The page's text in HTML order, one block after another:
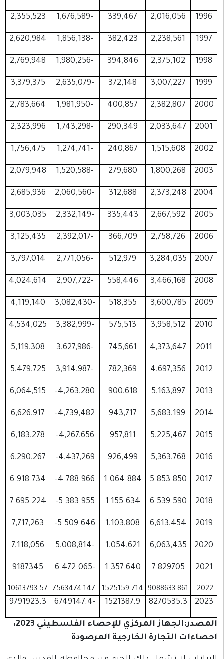
1996
2,016,056
339,467
-1,676,589
2,355,523
1997
2,238,561
382,423
-1,856,138
2,620,984
1998
2,375,102
394,846
-1,980,256
2,769,948
1999
3,007,227
372,148
-2,635,079
3,379,375
2000
2,382,807
400,857
-1,981,950
2,783,664
2001
2,033,647
290,349
-1,743,298
2,323,996
2002
1,515,608
240,867
-1,274,741
1,756,475
2003
1,800,268
279,680
-1,520,588
2,079,948
2004
2,373,248
312,688
-2,060,560
2,685,936
2005
2,667,592
335,443
-2,332,149
3,003,035
2006
2,758,726
366,709
-2,392,017
3,125,435
2007
3,284,035
512,979
-2,771,056
3,797,014
2008
3,466,168
558,446
-2,907,722
4,024,614
2009
3,600,785
518,355
-3,082,430
4,119,140
2010
3,958,512
575,513
-3,382,999
4,534,025
2011
4,373,647
745,661
-3,627,986
5,119,308
2012
4,697,356
782,369
-3,914,987
5,479,725
2013
5,163,897
900,618
4,263,280-
6,064,515
2014
5,683,199
943,717
4,739,482-
6,626,917
2015
5,225,467
957,811
4,267,656-
6,183,278
2016
5,363,768
926,499
4,437,269-
6,290,267
2017
5.853.850
1.064.884
4.788.966-
6.918.734
2018
6.539.590
1.155.634
5.383.955-
7.695.224
2019
6,613,454
1,103,808
5.509.646-
7,717,263
2020
6,063,435
1,054,621
-5,008,814
7,118,056
2021
7.829705
1.357.640
-6.472.065
9187345
2022
-7563474.147
2023
8270535.3
1521387.9
-6749147.4
9791923.3
المصدر:الجهاز المركزي للإحصاء الفلسطيني 2023،
احصاءات التجارة الخارجية المرصودة